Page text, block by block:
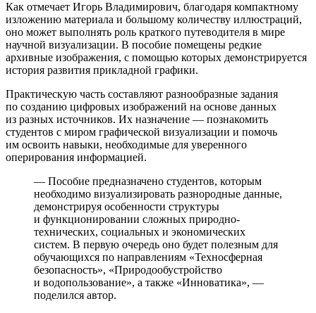
Как отмечает Игорь Владимирович, благодаря компактному
изложению материала и большому количеству иллюстраций,
оно может выполнять роль краткого путеводителя в мире
научной визуализации. В пособие помещены редкие
архивные изображения, с помощью которых демонстрируется
история развития прикладной графики.
Практическую часть составляют разнообразные задания
по созданию цифровых изображений на основе данных
из разных источников. Их назначение — познакомить
студентов с миром графической визуализации и помочь
им освоить навыки, необходимые для уверенного
оперирования информацией.
— Пособие предназначено студентов, которым
необходимо визуализировать разнородные данные,
демонстрируя особенности структуры
и функционировании сложных природно-
технических, социальных и экономических
систем. В первую очередь оно будет полезным для
обучающихся по направлениям «Техносферная
безопасность», «Природообустройство
и водопользование», а также «Инноватика», —
поделился автор.